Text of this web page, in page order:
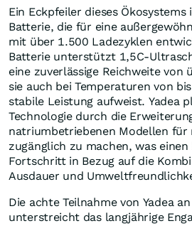
Ein Eckpfeiler dieses
Batterie, die für eine
mit über 1.500 Ladezyklen
Batterie unterstützt 1,5C-
eine zuverlässige Reichweite von
sie auch bei Temperaturen von
stabile Leistung aufweist. Yadea
Technologie durch die
natriumbetriebenen Modellen
zugänglich zu machen, was
Fortschritt in Bezug auf die
Ausdauer und
Die achte Teilnahme von Yadea
unterstreicht das langjährige